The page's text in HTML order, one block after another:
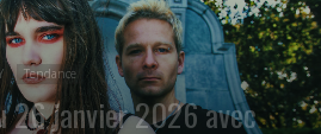
Tendance
26 janvier 2026 avec